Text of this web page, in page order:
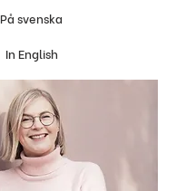
På svenska
In English